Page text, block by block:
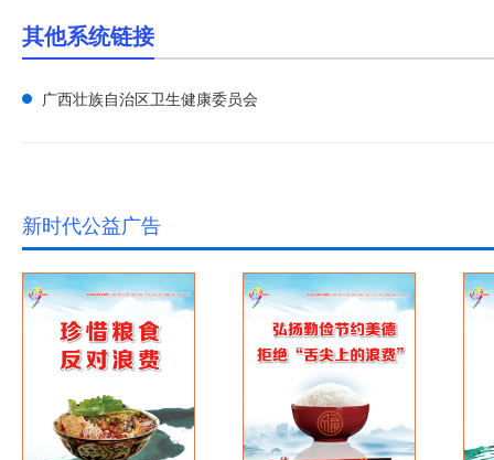
其他系统链接
广西壮族自治区卫生健康委员会
广西壮族自治区卫生健康委员会
广西壮族自治区卫生健康委员会
新时代公益广告